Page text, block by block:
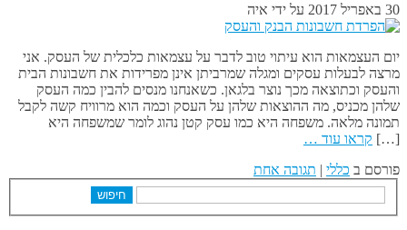
30 באפריל 2017 על ידי איה
יום העצמאות הוא עיתוי טוב לדבר על עצמאות כלכלית של העסק. אני
מרצה לבעלות עסקים ומגלה שמרביתן אינן מפרידות את חשבונות הבית
והעסק וכתוצאה מכך נוצר בלגאן. כשאנחנו מנסים להבין כמה העסק
שלהן מכניס, מה ההוצאות שלהן על העסק וכמה הוא מרוויח קשה לקבל
תמונה מלאה. משפחה היא כמו עסק קטן נהוג לומר שמשפחה היא
[…] קראו עוד …
פורסם ב כללי | תגובה אחת
חיפוש